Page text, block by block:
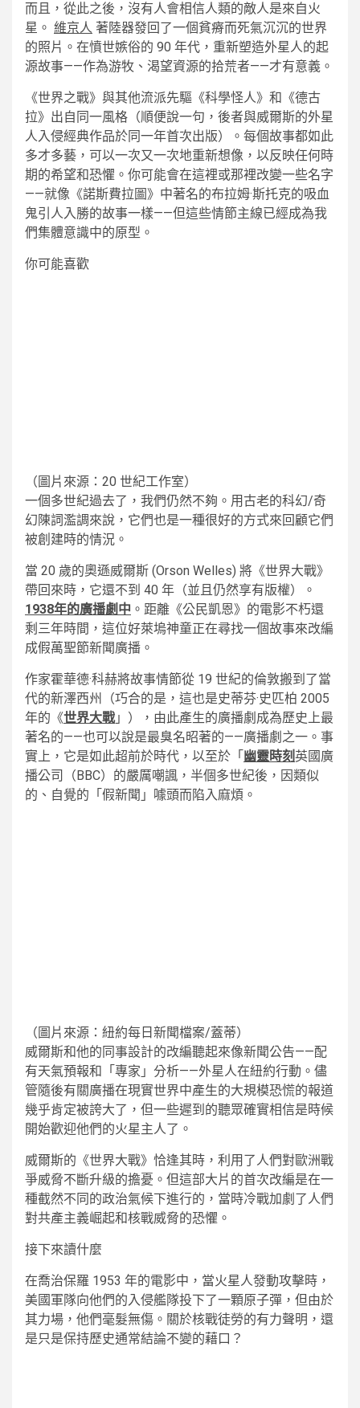
而且，從此之後，沒有人會相信人類的敵人是來自火
星。 維京人 著陸器發回了一個貧瘠而死氣沉沉的世界
的照片。在憤世嫉俗的 90 年代，重新塑造外星人的起
源故事——作為游牧、渴望資源的拾荒者——才有意義。
《世界之戰》與其他流派先驅《科學怪人》和《德古
拉》出自同一風格（順便說一句，後者與威爾斯的外星
人入侵經典作品於同一年首次出版）。每個故事都如此
多才多藝，可以一次又一次地重新想像，以反映任何時
期的希望和恐懼。你可能會在這裡或那裡改變一些名字
——就像《諾斯費拉圖》中著名的布拉姆·斯托克的吸血
鬼引人入勝的故事一樣——但這些情節主線已經成為我
們集體意識中的原型。
你可能喜歡
（圖片來源：20 世紀工作室）
一個多世紀過去了，我們仍然不夠。用古老的科幻/奇
幻陳詞濫調來說，它們也是一種很好的方式來回顧它們
被創建時的情況。
當 20 歲的奧遜威爾斯 (Orson Welles) 將《世界大戰》
帶回來時，它還不到 40 年（並且仍然享有版權）。
1938年的廣播劇中 。距離《公民凱恩》的電影不朽還
剩三年時間，這位好萊塢神童正在尋找一個故事來改編
成假萬聖節新聞廣播。
作家霍華德·科赫將故事情節從 19 世紀的倫敦搬到了當
代的新澤西州（巧合的是，這也是史蒂芬·史匹柏 2005
年的《世界大戰」），由此產生的廣播劇成為歷史上最
著名的——也可以說是最臭名昭著的——廣播劇之一。事
實上，它是如此超前於時代，以至於「 幽靈時刻英國廣
播公司（BBC）的嚴厲嘲諷，半個多世紀後，因類似
的、自覺的「假新聞」噱頭而陷入麻煩。
（圖片來源：紐約每日新聞檔案/蓋蒂）
威爾斯和他的同事設計的改編聽起來像新聞公告——配
有天氣預報和「專家」分析——外星人在紐約行動。儘
管隨後有關廣播在現實世界中產生的大規模恐慌的報道
幾乎肯定被誇大了，但一些遲到的聽眾確實相信是時候
開始歡迎他們的火星主人了。
威爾斯的《世界大戰》恰逢其時，利用了人們對歐洲戰
爭威脅不斷升級的擔憂。但這部大片的首次改編是在一
種截然不同的政治氣候下進行的，當時冷戰加劇了人們
對共產主義崛起和核戰威脅的恐懼。
接下來讀什麼
在喬治保羅 1953 年的電影中，當火星人發動攻擊時，
美國軍隊向他們的入侵艦隊投下了一顆原子彈，但由於
其力場，他們毫髮無傷。關於核戰徒勞的有力聲明，還
是只是保持歷史通常結論不變的藉口？